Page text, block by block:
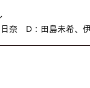
奈 D：田島未希、